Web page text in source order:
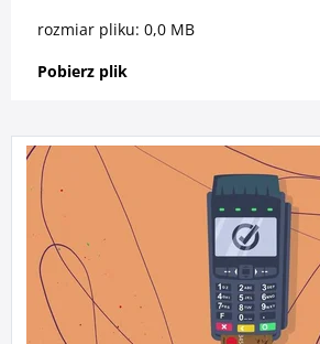
rozmiar pliku: 0,0 MB
Pobierz plik